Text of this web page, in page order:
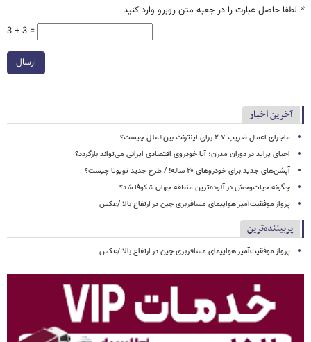
* لطفا حاصل عبارت را در جعبه متن روبرو وارد کنید
3 + 3 =
ارسال
آخرین اخبار
ماجرای اعمال ضریب ۲.۷ برای اینترنت بین‌الملل چیست؟
احیای پراید در دوران مدرن؛ آیا خودروی اقتصادی ایرانی می‌تواند بازگردد؟
آپشن‌های جدید برای خودروهای ۲۰ ساله! / طرح جدید تویوتا چیست؟
چگونه حیات‌وحش در آلوده‌ترین منطقه جهان شکوفا شد؟
پرواز موفقیت‌آمیز هواپیمای مسافربری چین در ارتفاع بالا /عکس
پربیننده‌ترین
پرواز موفقیت‌آمیز هواپیمای مسافربری چین در ارتفاع بالا /عکس